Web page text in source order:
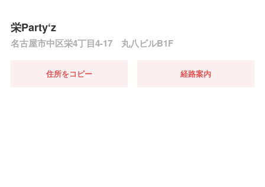
栄Party‘z
名古屋市中区栄4丁目4-17 丸八ビルB1F
住所をコピー 経路案内